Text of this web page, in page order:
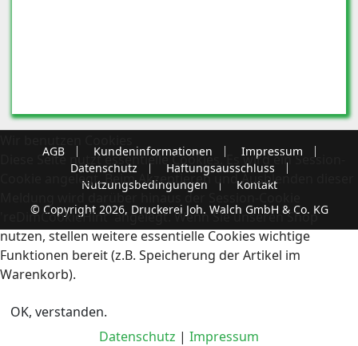
AGB Kundeninformationen
Impressum
Datenschutz
Haftungsausschluss
Nutzungsbedingungen
Kontakt
© Copyright 2026, Druckerei Joh. Walch GmbH & Co. KG
Diese Seite nutzt essentielle Cookies. Es wird ein Session-
Cookie angelegt. Beim Akzeptieren und Ausblenden dieser
Meldung wird darüber hinaus der Session-Cookie
'reDimCookieHint' angelegt. Wenn Sie unseren Shop
nutzen, stellen weitere essentielle Cookies wichtige
Funktionen bereit (z.B. Speicherung der Artikel im
Warenkorb).
OK, verstanden.
Datenschutz | Impressum